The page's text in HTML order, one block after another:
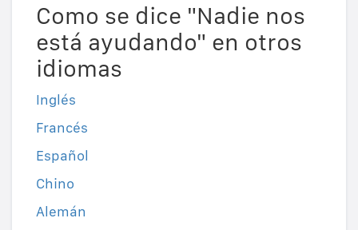
Como se dice "Nadie nos
está ayudando" en otros
idiomas
Inglés
Francés
Español
Chino
Alemán